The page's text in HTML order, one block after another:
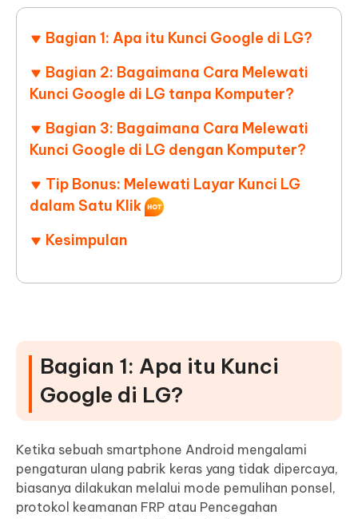
Bagian 1: Apa itu Kunci Google di LG?
Bagian 2: Bagaimana Cara Melewati
Kunci Google di LG tanpa Komputer?
Bagian 3: Bagaimana Cara Melewati
Kunci Google di LG dengan Komputer?
Tip Bonus: Melewati Layar Kunci LG
dalam Satu Klik
Kesimpulan
Bagian 1: Apa itu Kunci
Google di LG?
Ketika sebuah smartphone Android mengalami
pengaturan ulang pabrik keras yang tidak dipercaya,
biasanya dilakukan melalui mode pemulihan ponsel,
protokol keamanan FRP atau Pencegahan